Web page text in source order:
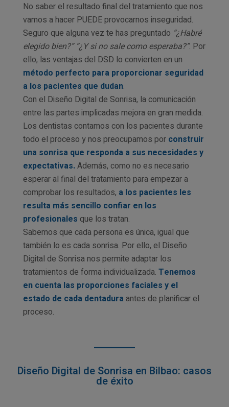
No saber el resultado final del tratamiento que nos
vamos a hacer PUEDE provocarnos inseguridad.
Seguro que alguna vez te has preguntado “¿Habré
elegido bien?” “¿Y si no sale como esperaba?”. Por
ello, las ventajas del DSD lo convierten en un
método perfecto para proporcionar seguridad
a los pacientes que dudan.
Con el Diseño Digital de Sonrisa, la comunicación
entre las partes implicadas mejora en gran medida.
Los dentistas contamos con los pacientes durante
todo el proceso y nos preocupamos por construir
una sonrisa que responda a sus necesidades y
expectativas.Además, como no es necesario
esperar al final del tratamiento para empezar a
comprobar los resultados, a los pacientes les
resulta más sencillo confiar en los
profesionales que los tratan.
Sabemos que cada persona es única, igual que
también lo es cada sonrisa. Por ello, el Diseño
Digital de Sonrisa nos permite adaptar los
tratamientos de forma individualizada. Tenemos
en cuenta las proporciones faciales y el
estado de cada dentadura antes de planificar el
proceso.
Diseño Digital de Sonrisa en Bilbao: casos
de éxito